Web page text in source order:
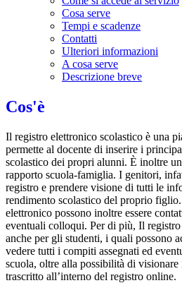
Cosa serve
Tempi e scadenze
Contatti
Ulteriori informazioni
A cosa serve
Descrizione breve
Cos'è
Il registro elettronico scolastico è una
permette al docente di inserire i
scolastico dei propri alunni. È inoltre
rapporto scuola-famiglia. I genitori,
registro e prendere visione di tutti le
rendimento scolastico del proprio
elettronico possono inoltre essere
eventuali colloqui. Per di più, Il
anche per gli studenti, i quali possono
vedere tutti i compiti assegnati ed
scuola, oltre alla possibilità di
trascritto all’interno del registro online.